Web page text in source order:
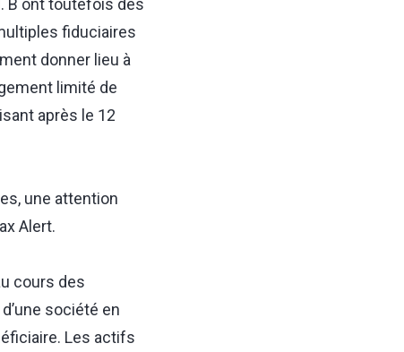
B ont toutefois des
fiduciaires
donner lieu à
limité de
après le 12
une attention
Alert.
cours des
société en
Les actifs